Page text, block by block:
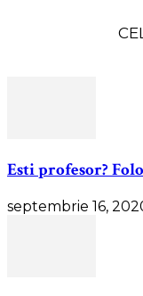
Esti profesor?
septembrie 16,